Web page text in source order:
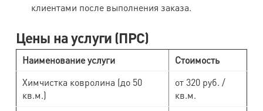
клиентами после выполнения заказа.
Цены на услуги (ПРС)
Наименование услуги
Стоимость
Химчистка ковролина (до 50
кв.м.)
от 320 руб. /
кв.м.